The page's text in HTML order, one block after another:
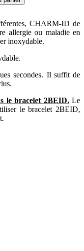
CHARM-ID de
allergie ou maladie en
inoxydable.
secondes. Il suffit de
le bracelet 2BEID.Le
le bracelet 2BEID,